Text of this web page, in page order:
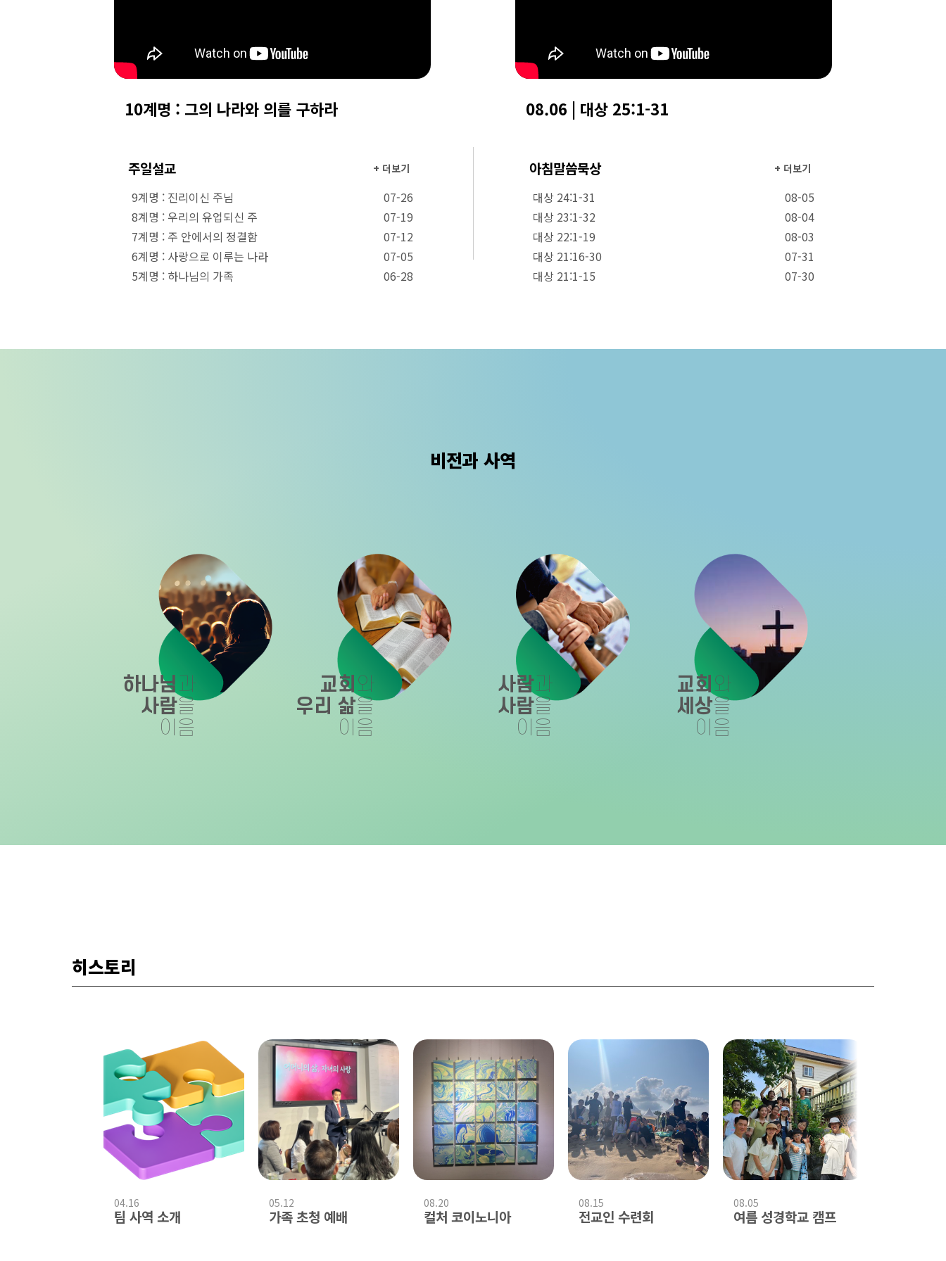
10계명 : 그의 나라와 의를 구하라
주일설교 + 더보기
9계명 : 진리이신 주님
07-26
8계명 : 우리의 유업되신 주
07-19
7계명 : 주 안에서의 정결함
07-12
6계명 : 사랑으로 이루는 나라
07-05
5계명 : 하나님의 가족
06-28
08.06 | 대상 25:1-31
아침말씀묵상 + 더보기
대상 24:1-31
08-05
대상 23:1-32
08-04
대상 22:1-19
08-03
대상 21:16-30
07-31
대상 21:1-15
07-30
비전과 사역
하나님과
사람을
이음
교회 와
우리 삶을
이음
사람과
사람을
이음
교회 와
세상을
이음
히스토리
04.16
팀 사역 소개
05.12
가족 초청 예배
08.20
컬처 코이노니아
08.15
전교인 수련회
08.05
여름 성경학교 캠프